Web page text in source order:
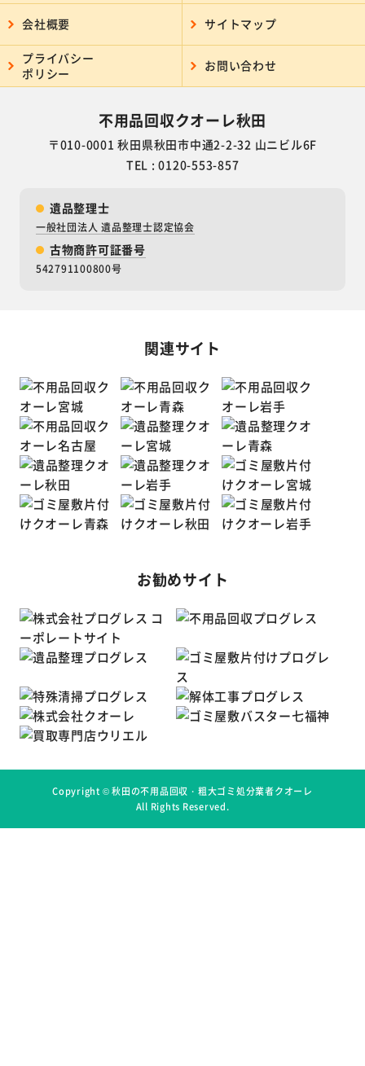
会社概要 サイトマップ
プライバシー
ポリシー
お問い合わせ
不用品回収クオーレ秋田
〒010-0001 秋田県秋田市中通2-2-32 山ニビル6F
TEL : 0120-553-857
遺品整理士
一般社団法人 遺品整理士認定協会
古物商許可証番号
542791100800号
関連サイト
お勧めサイト
Copyright ©秋田の不用品回収・粗大ゴミ処分業者クオーレ
All Rights Reserved.